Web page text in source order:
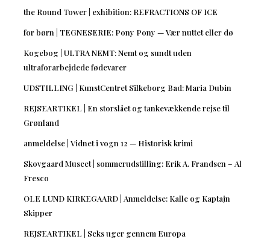
the Round Tower | exhibition: REFRACTIONS OF ICE
for børn | TEGNESERIE: Pony Pony — Vær nuttet eller dø
Kogebog | ULTRA NEMT: Nemt og sundt uden
ultraforarbejdede fødevarer
UDSTILLING | KunstCentret Silkeborg Bad: Maria Dubin
REJSEARTIKEL | En storslået og tankevækkende rejse til
Grønland
anmeldelse | Vidnet i vogn 12 — Historisk krimi
Skovgaard Museet | sommerudstilling: Erik A. Frandsen – Al
Fresco
OLE LUND KIRKEGAARD | Anmeldelse: Kalle og Kaptajn
Skipper
REJSEARTIKEL | Seks uger gennem Europa